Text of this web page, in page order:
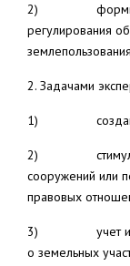
2)
регулирования
2. Задачами
1) создание и
2)
сооружений или
правовых
3) учет и
о земельных